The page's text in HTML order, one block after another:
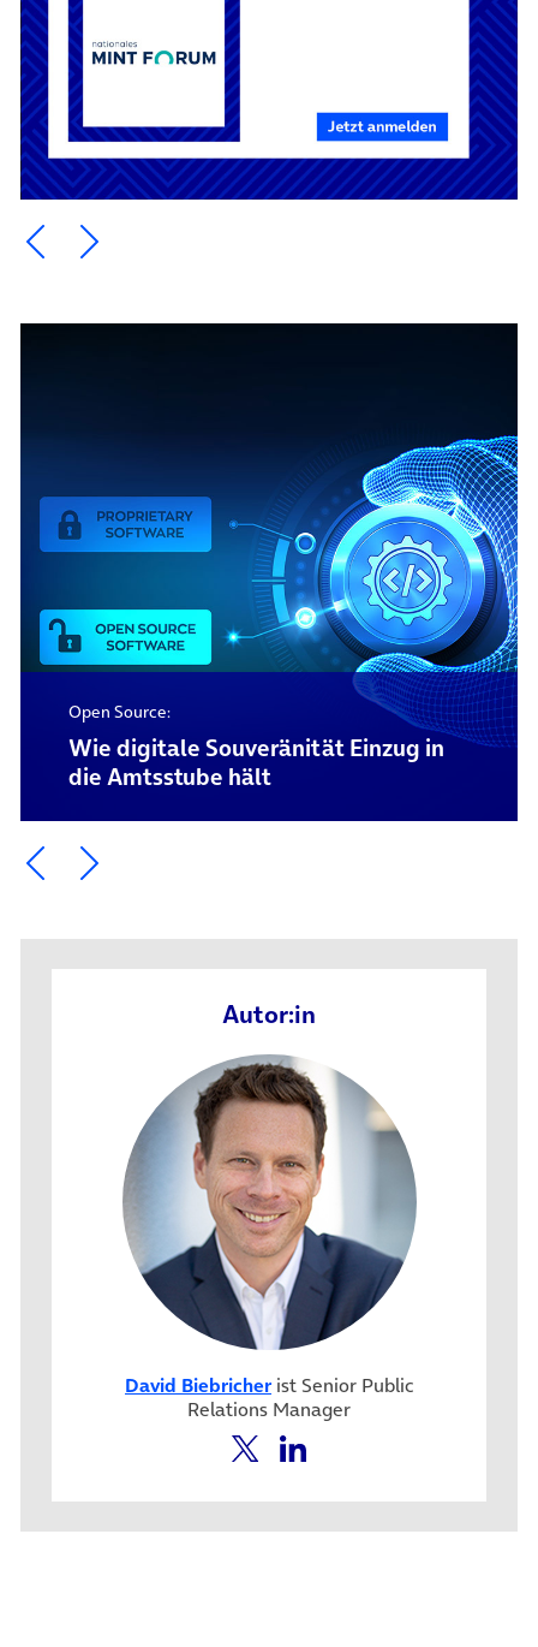
Ein Element zurück blättern
Ein Element weiter blättern
Open Source:
Wie digitale Souveränität Einzug in
die Amtsstube hält
Ein Element zurück blättern
Ein Element weiter blättern
Autor:in
David Biebricher ist Senior Public
Relations Manager